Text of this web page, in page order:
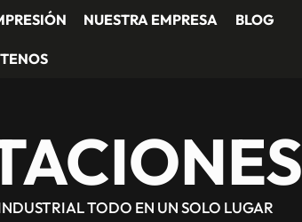
NUESTRA EMPRESA BLOG
TODO EN UN SOLO LUGAR